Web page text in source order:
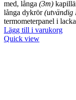
med, långa (3m)
långa dykrör(utvändig
termometerpanel i
Lägg till i varukorg
Quick view